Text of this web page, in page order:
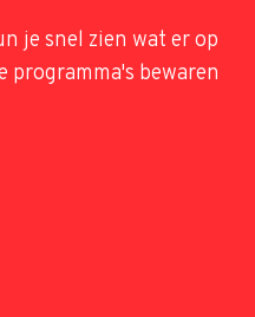
je snel zien wat er op
programma's bewaren